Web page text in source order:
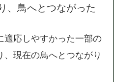
、鳥へとつながった
適応しやすかった一部の
現在の鳥へとつながり